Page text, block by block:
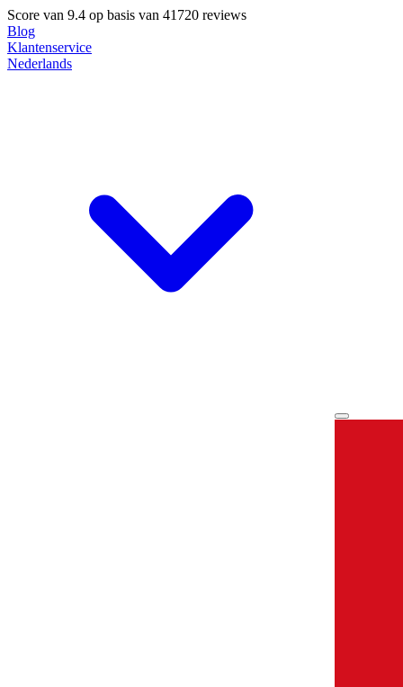
Score van 9.4 op basis van 41720 reviews
Blog
Klantenservice
Nederlands